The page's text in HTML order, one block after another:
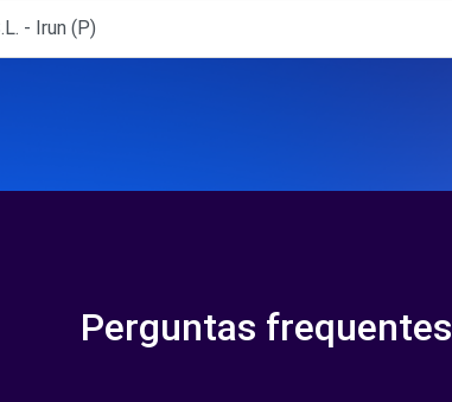
- Irun (P)
Perguntas frequentes